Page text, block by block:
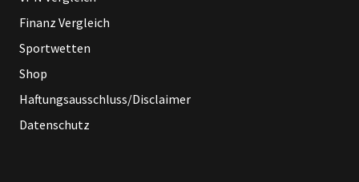
Finanz Vergleich
Sportwetten
Shop
Haftungsausschluss/Disclaimer
Datenschutz